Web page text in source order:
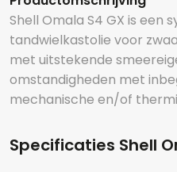
Shell Omala S4 GX is een
tandwielkastolie voor
met uitstekende
omstandigheden met
mechanische en/of
Specificaties Shell